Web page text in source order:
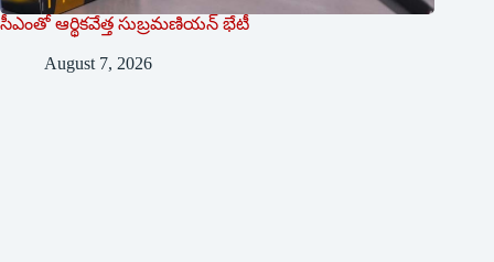
సీఎంతో ఆర్థికవేత్త సుబ్రమణియన్ భేటీ
August 7, 2026